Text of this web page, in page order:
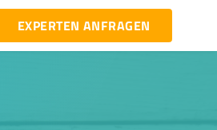
EXPERTEN ANFRAGEN